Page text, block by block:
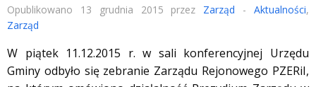
Opublikowano 13 grudnia 2015 przez Zarząd -Aktualności,
Zarząd
W piątek 11.12.2015 r. w sali konferencyjnej Urzędu
Gminy odbyło się zebranie Zarządu Rejonowego PZERiI,